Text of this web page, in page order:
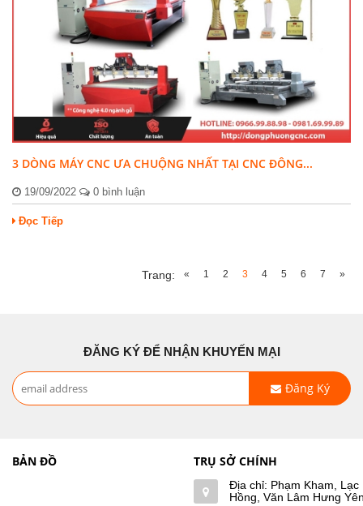
3 DÒNG MÁY CNC ƯA CHUỘNG NHẤT TẠI CNC ĐÔNG...
19/09/2022 0 bình luận
Đọc Tiếp
Trang: « 1 2 3 4 5 6 7 »
ĐĂNG KÝ ĐỂ NHẬN KHUYẾN MẠI
Đăng Ký
BẢN ĐỒ TRỤ SỞ CHÍNH
Địa chỉ: Phạm Kham, Lạc
Hồng, Văn Lâm Hưng